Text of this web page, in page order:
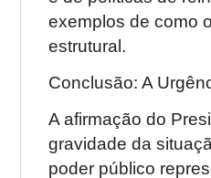
exemplos de como
estrutural.
Conclusão: A
A afirmação do
gravidade da
poder público